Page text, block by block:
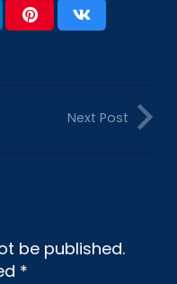
Next Post
be published.
*